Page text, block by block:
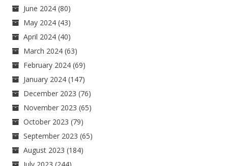
June 2024 (80)
May 2024 (43)
April 2024 (40)
March 2024 (63)
February 2024 (69)
January 2024 (147)
December 2023 (76)
November 2023 (65)
October 2023 (79)
September 2023 (65)
August 2023 (184)